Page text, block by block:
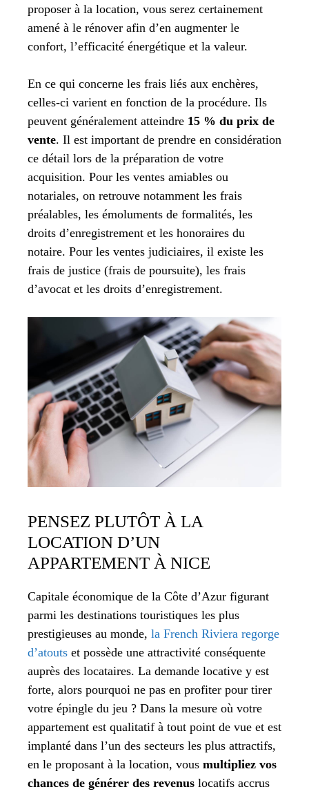
proposer à la location, vous serez certainement
amené à le rénover afin d’en augmenter le
confort, l’efficacité énergétique et la valeur.
En ce qui concerne les frais liés aux enchères,
celles-ci varient en fonction de la procédure. Ils
peuvent généralement atteindre 15 % du prix de
vente. Il est important de prendre en considération
ce détail lors de la préparation de votre
acquisition. Pour les ventes amiables ou
notariales, on retrouve notamment les frais
préalables, les émoluments de formalités, les
droits d’enregistrement et les honoraires du
notaire. Pour les ventes judiciaires, il existe les
frais de justice (frais de poursuite), les frais
d’avocat et les droits d’enregistrement.
PENSEZ PLUTÔT À LA
LOCATION D’UN
APPARTEMENT À NICE
Capitale économique de la Côte d’Azur figurant
parmi les destinations touristiques les plus
prestigieuses au monde, la French Riviera regorge
d’atouts et possède une attractivité conséquente
auprès des locataires. La demande locative y est
forte, alors pourquoi ne pas en profiter pour tirer
votre épingle du jeu ? Dans la mesure où votre
appartement est qualitatif à tout point de vue et est
implanté dans l’un des secteurs les plus attractifs,
en le proposant à la location, vous multipliez vos
chances de générer des revenus locatifs accrus